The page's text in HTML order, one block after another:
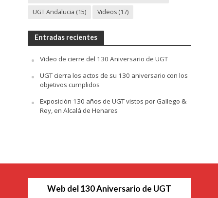
UGT Andalucia (15) Videos(17)
Entradas recientes
Video de cierre del 130 Aniversario de UGT
UGT cierra los actos de su 130 aniversario con los
objetivos cumplidos
Exposición 130 años de UGT vistos por Gallego &
Rey, en Alcalá de Henares
Web del 130 Aniversario de UGT